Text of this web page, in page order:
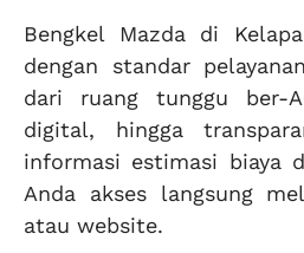
Bengkel Mazda di
dengan standar
dari ruang tunggu ber-
digital, hingga
informasi estimasi biaya
Anda akses langsung
atau website.